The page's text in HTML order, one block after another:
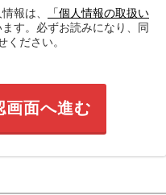
報は、
「個人情報の取扱い
す。必ずお読みになり、同
ください。
画面へ進む